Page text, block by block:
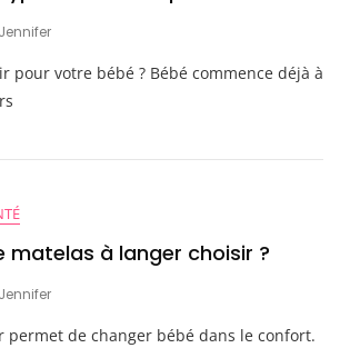
Jennifer
pour votre bébé ? Bébé commence déjà à
matelas à langer choisir ?
Jennifer
permet de changer bébé dans le confort.